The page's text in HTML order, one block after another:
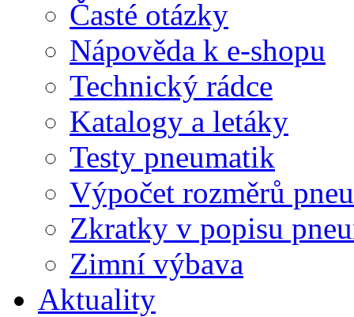
Časté otázky
Nápověda k e-shopu
Technický rádce
Katalogy a letáky
Testy pneumatik
Výpočet rozměrů pneu
Zkratky v popisu
Zimní výbava
Aktuality